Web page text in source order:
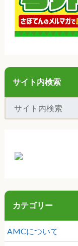
サイト内検索
カテゴリー
AMCについて